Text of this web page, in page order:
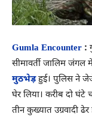
Gumla Encounter :
सीमावर्ती जालिम
मुठभेड़हुई। पुलिस ने
घेर लिया। करीब दो
तीन कुख्यात उग्रवादी ढेर